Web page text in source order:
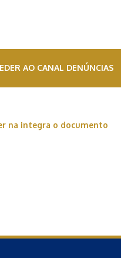
AO CANAL DENÚNCIAS
na integra o documento